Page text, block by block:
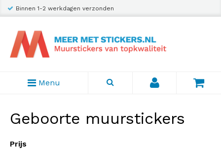
Binnen 1-2 werkdagen verzonden
Menu
Geboorte muurstickers
Prijs